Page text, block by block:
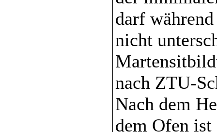
darf
nicht
nach ZTU-
Nach dem
dem Ofen ist